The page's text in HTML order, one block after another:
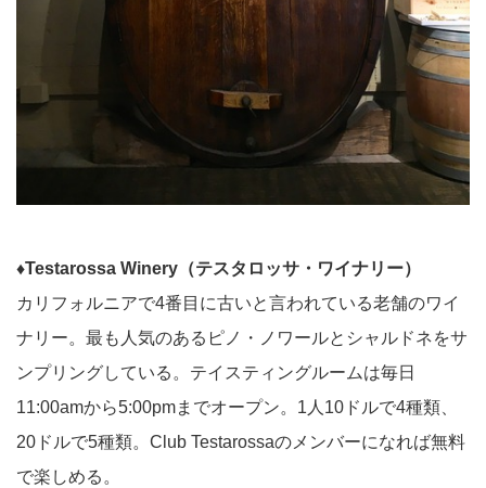
♦︎Testarossa Winery（テスタロッサ・ワイナリー）
カリフォルニアで4番目に古いと言われている老舗のワイ
ナリー。最も人気のあるピノ・ノワールとシャルドネをサ
ンプリングしている。テイスティングルームは毎日
11:00amから5:00pmまでオープン。1人10ドルで4種類、
20ドルで5種類。Club Testarossaのメンバーになれば無料
で楽しめる。